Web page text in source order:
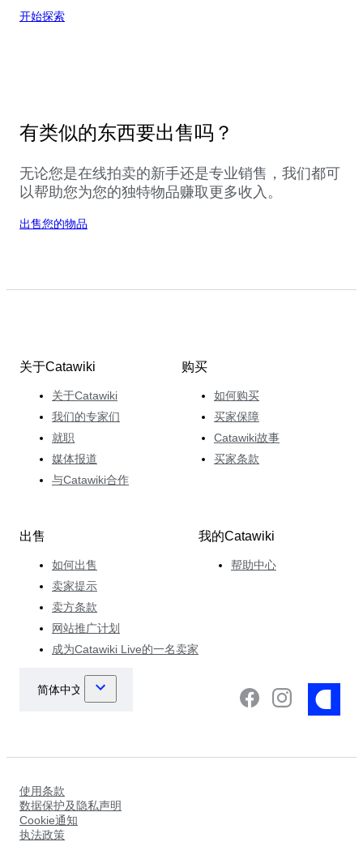
开始探索
有类似的东西要出售吗？
无论您是在线拍卖的新手还是专业销售，我们都可
以帮助您为您的独特物品赚取更多收入。
出售您的物品
关于Catawiki
关于Catawiki
我们的专家们
就职
媒体报道
与Catawiki合作
购买
如何购买
买家保障
Catawiki故事
买家条款
出售
如何出售
卖家提示
卖方条款
网站推广计划
成为Catawiki Live的一名卖家
我的Catawiki
帮助中心
使用条款
数据保护及隐私声明
Cookie通知
执法政策